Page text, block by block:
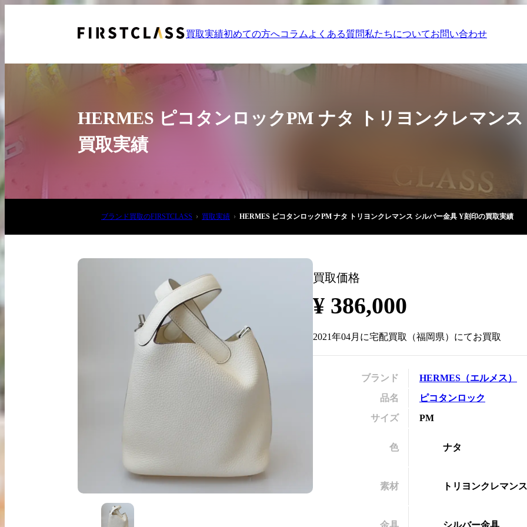
買取実績初めての方へコラム よくある質問私たちについてお問い合わせ
03-6908-5890
出張買取の
お申込み
LINE査定
HERMES ピコタンロックPM ナタ トリヨンクレマン
買取実績
ブランド買取のFIRSTCLASS 買取実績 HERMES ピコタンロックPM ナタ トリヨンクレマンス シルバー金具 Y刻印の買取実績
買取価格
¥ 386,000
2021年04月 に宅配買取 （福岡県）にてお買取
ブランド HERMES （エルメス）
品名
ピコタンロック
サイズ
PM
色 ナタ
素材 トリヨンクレマンス
金具 シルバー金具